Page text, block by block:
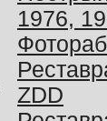
1976,
ZDD